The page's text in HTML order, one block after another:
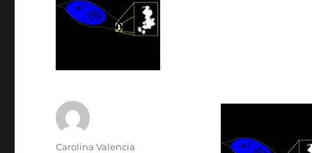
Author
Carolina Valencia